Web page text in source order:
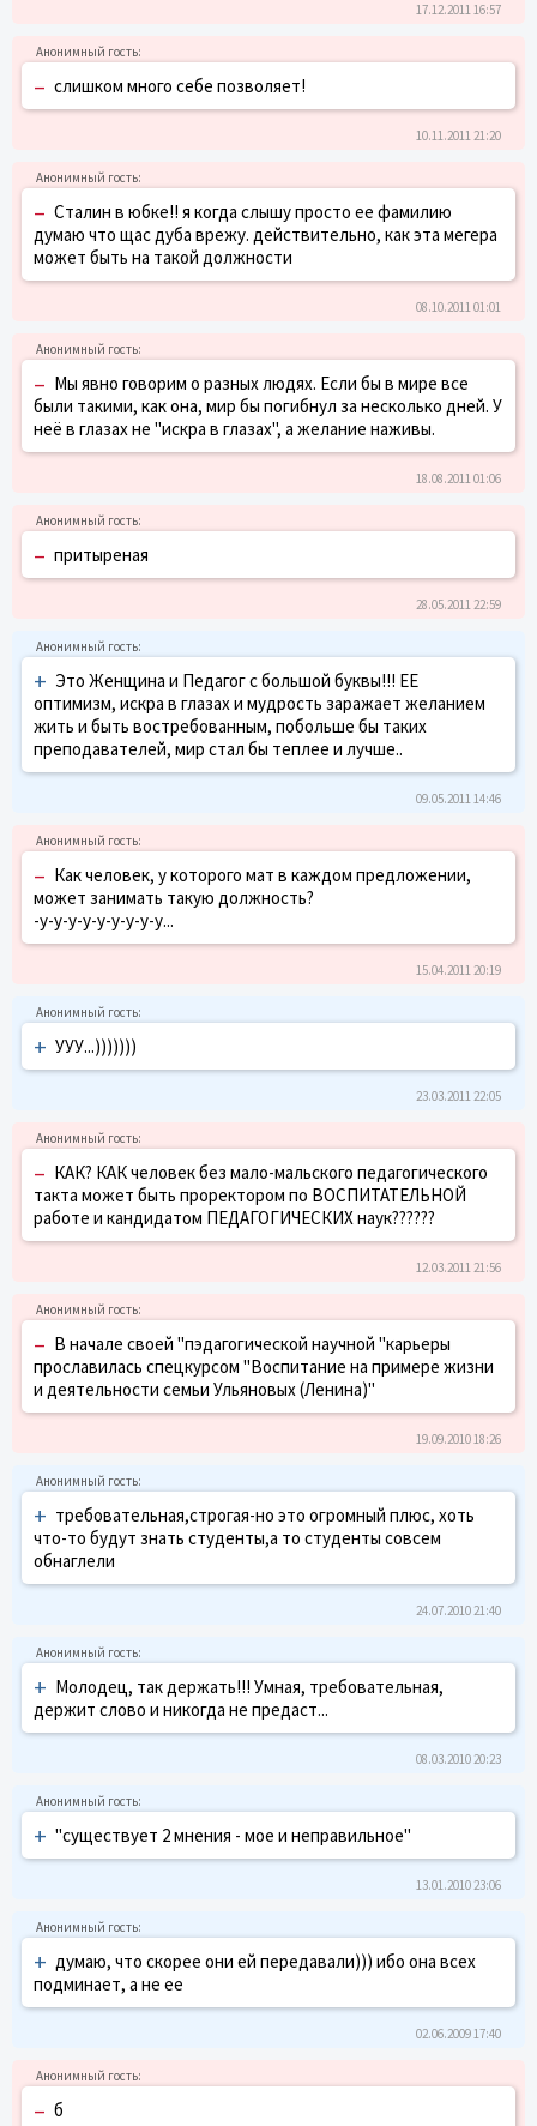
17.12.2011 16:57
– слишком много себе позволяет!
10.11.2011 21:20
– Сталин в юбке!! я когда слышу просто ее фамилию
думаю что щас дуба врежу. действительно, как эта мегера
может быть на такой должности
08.10.2011 01:01
– Мы явно говорим о разных людях. Если бы в мире все
были такими, как она, мир бы погибнул за несколько дней. У
неё в глазах не "искра в глазах", а желание наживы.
18.08.2011 01:06
– притыреная
28.05.2011 22:59
+ Это Женщина и Педагог с большой буквы!!! ЕЕ
оптимизм, искра в глазах и мудрость заражает желанием
жить и быть востребованным, побольше бы таких
преподавателей, мир стал бы теплее и лучше..
09.05.2011 14:46
– Как человек, у которого мат в каждом предложении,
может занимать такую должность?
-у-у-у-у-у-у-у-у-у...
15.04.2011 20:19
+ УУУ...)))))))
23.03.2011 22:05
– КАК? КАК человек без мало-мальского педагогического
такта может быть проректором по ВОСПИТАТЕЛЬНОЙ
работе и кандидатом ПЕДАГОГИЧЕСКИХ наук??????
12.03.2011 21:56
– В начале своей "пэдагогической научной "карьеры
прославилась спецкурсом "Воспитание на примере жизни
и деятельности семьи Ульяновых (Ленина)"
19.09.2010 18:26
+ требовательная,строгая-но это огромный плюс, хоть
что-то будут знать студенты,а то студенты совсем
обнаглели
24.07.2010 21:40
+ Молодец, так держать!!! Умная, требовательная,
держит слово и никогда не предаст...
08.03.2010 20:23
+ "существует 2 мнения - мое и неправильное"
13.01.2010 23:06
+ думаю, что скорее они ей передавали))) ибо она всех
подминает, а не ее
02.06.2009 17:40
– б